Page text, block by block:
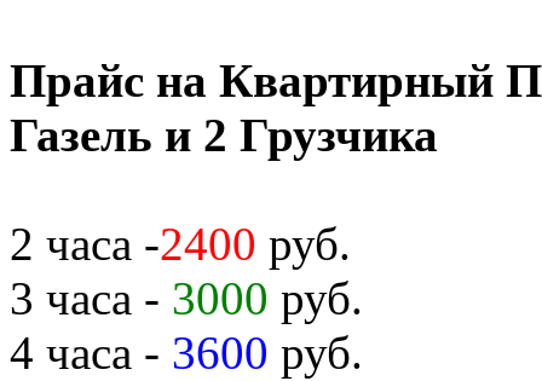
Прайс на Квартирный
Газель и 2 Грузчика
2 часа -2400 руб.
3 часа - 3000 руб.
4 часа - 3600 руб.